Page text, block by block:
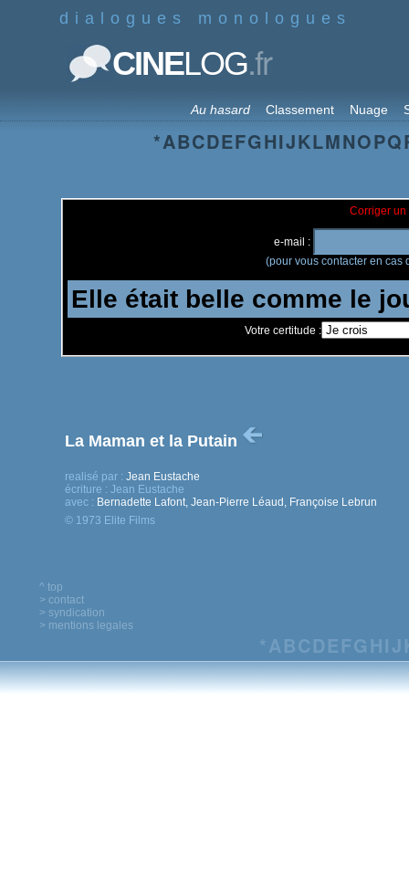
dialogues monologues
CINELOG.fr
Au hasard Classement Nuage
*ABCDEFGHIJKLMNOPQ
Corriger un
e-mail :
(pour vous contacter en cas
Votre certitude :
La Maman et la Putain
realisé par : Jean Eustache
écriture : Jean Eustache
avec : Bernadette Lafont, Jean-Pierre Léaud, Françoise Lebrun
© 1973 Elite Films
^ top
> contact
> syndication
> mentions legales
*ABCDEFG HIJ